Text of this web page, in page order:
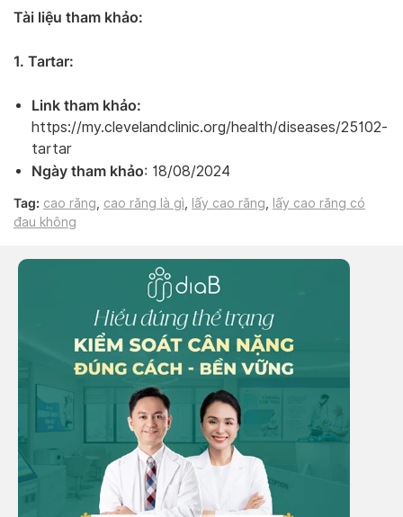
Tài liệu tham khảo:
1. Tartar:
Link tham khảo:
https://my.clevelandclinic.org/health/diseases/25102-
tartar
Ngày tham khảo: 18/08/2024
Tag: cao răng cao răng là gì lấy cao răng
lấy cao răng có
đau không